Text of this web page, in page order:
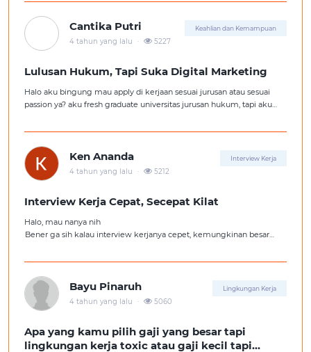
Cantika Putri Keahlian dan Kemampuan
4 tahun yang lalu . 5227
Lulusan Hukum, Tapi Suka Digital Marketing
Halo aku bingung mau apply di kerjaan sesuai jurusan atau sesuai
passion ya? aku fresh graduate universitas jurusan hukum, tapi aku
Ken Ananda Interview Kerja
4 tahun yang lalu . 5212
Interview Kerja Cepat, Secepat Kilat
Halo, mau nanya nih
Bener ga sih kalau interview kerjanya cepet, kemungkinan besar
Bayu Pinaruh Lingkungan Kerja
4 tahun yang lalu . 5060
Apa yang kamu pilih gaji yang besar tapi
lingkungan kerja toxic atau gaji kecil tapi